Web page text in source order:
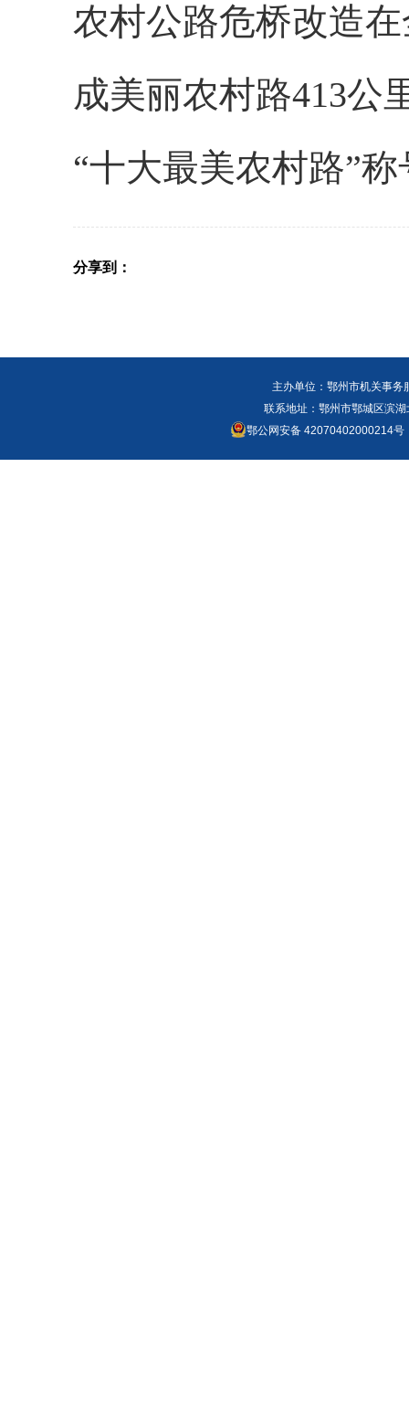
农村公路危桥改造
成美丽农村路413公
“十大最美农村路”称
分享到：
主办单位：鄂州市机关事
联系地址：鄂州市鄂城区滨
鄂公网安备 42070402000214号